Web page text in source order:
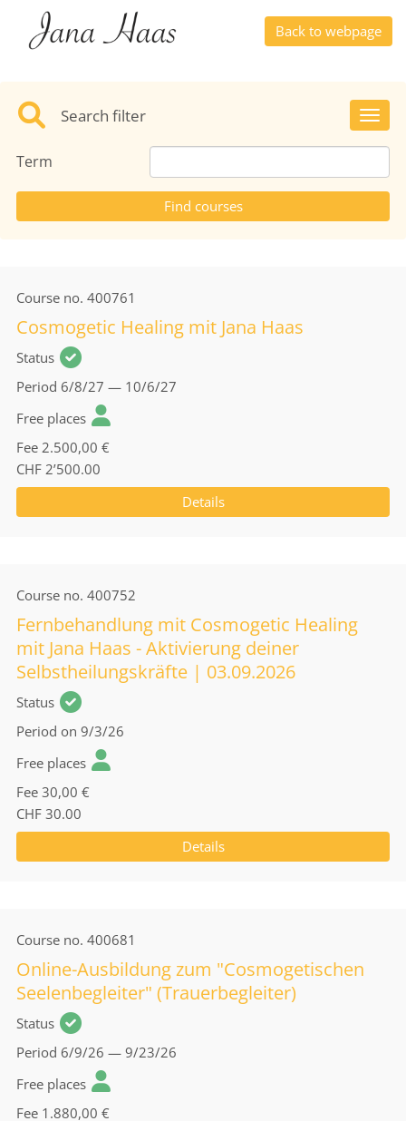
Back to webpage
Search filter
Term
Course no. 400761
Cosmogetic Healing mit Jana Haas
Status
Period 6/8/27 — 10/6/27
Free places
Fee 2.500,00 €
CHF 2’500.00
Details
Course no. 400752
Fernbehandlung mit Cosmogetic Healing
mit Jana Haas - Aktivierung deiner
Selbstheilungskräfte | 03.09.2026
Status
Period on 9/3/26
Free places
Fee 30,00 €
CHF 30.00
Details
Course no. 400681
Online-Ausbildung zum "Cosmogetischen
Seelenbegleiter" (Trauerbegleiter)
Status
Period 6/9/26 — 9/23/26
Free places
Fee 1.880,00 €